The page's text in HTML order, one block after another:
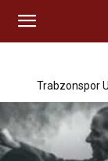
Trabzonspor